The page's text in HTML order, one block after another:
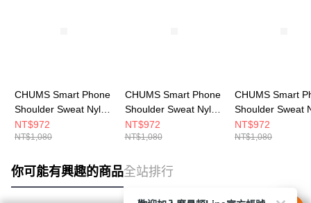
CHUMS Smart Phone
Shoulder Sweat Nylon
隨身手機肩背包
CH603611Z357
NT$972
NT$1,080
CHUMS Smart Phone
Shoulder Sweat Nylon
隨身手機肩背包
CH603611Z356
NT$972
NT$1,080
CHUMS Smart
Shoulder Sweat
隨身手機肩背包
CH603611Z376
NT$972
NT$1,080
你可能有興趣的商品全站排行